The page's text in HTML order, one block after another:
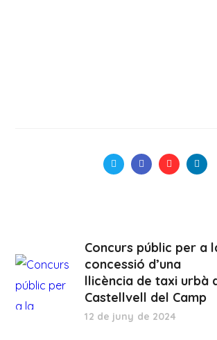
Concurs públic per a
concessió d’una
llicència de taxi urbà
Castellvell del Camp
12 de juny de 2024